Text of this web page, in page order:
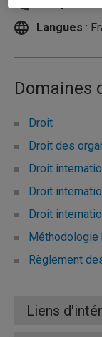
Langues :
Domaines
Droit
Droit des
Droit
Droit
Droit
Méthodologie
Règlement
Liens